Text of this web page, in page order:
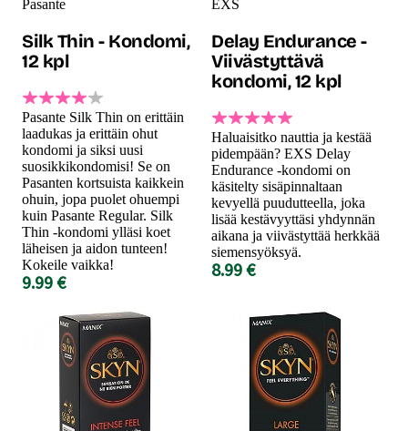
Pasante
Silk Thin - Kondomi,
12 kpl
Pasante Silk Thin on erittäin
laadukas ja erittäin ohut
kondomi ja siksi uusi
suosikkikondomisi! Se on
Pasanten kortsuista kaikkein
ohuin, jopa puolet ohuempi
kuin Pasante Regular. Silk
Thin -kondomi ylläsi koet
läheisen ja aidon tunteen!
Kokeile vaikka!
9.99 €
EXS
Delay Endurance -
Viivästyttävä
kondomi, 12 kpl
Haluaisitko nauttia ja kestää
pidempään? EXS Delay
Endurance -kondomi on
käsitelty sisäpinnaltaan
kevyellä puudutteella, joka
lisää kestävyyttäsi yhdynnän
aikana ja viivästyttää herkkää
siemensyöksyä.
8.99 €